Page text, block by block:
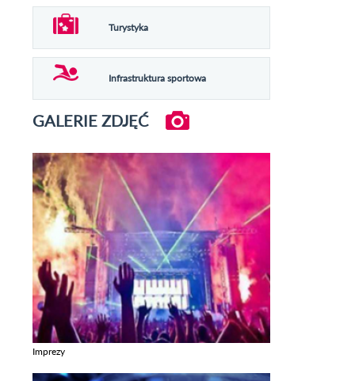
Turystyka
Infrastruktura sportowa
GALERIE ZDJĘĆ
Imprezy